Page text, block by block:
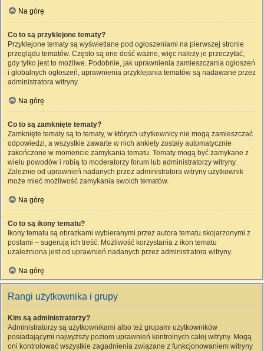
Na górę
Co to są przyklejone tematy?
Przyklejone tematy są wyświetlane pod ogłoszeniami na pierwszej stronie
przeglądu tematów. Często są one dość ważne, więc należy je przeczytać,
gdy tylko jest to możliwe. Podobnie, jak uprawnienia zamieszczania ogłoszeń
i globalnych ogłoszeń, uprawnienia przyklejania tematów są nadawane przez
administratora witryny.
Na górę
Co to są zamknięte tematy?
Zamknięte tematy są to tematy, w których użytkownicy nie mogą zamieszczać
odpowiedzi, a wszystkie zawarte w nich ankiety zostały automatycznie
zakończone w momencie zamykania tematu. Tematy mogą być zamykane z
wielu powodów i robią to moderatorzy forum lub administratorzy witryny.
Zależnie od uprawnień nadanych przez administratora witryny użytkownik
może mieć możliwość zamykania swoich tematów.
Na górę
Co to są ikony tematu?
Ikony tematu są obrazkami wybieranymi przez autora tematu skojarzonymi z
postami – sugerują ich treść. Możliwość korzystania z ikon tematu
uzależniona jest od uprawnień nadanych przez administratora witryny.
Na górę
Rangi użytkownika i grupy
Kim są administratorzy?
Administratorzy są użytkownikami albo też grupami użytkowników
posiadającymi najwyższy poziom uprawnień kontrolnych całej witryny. Mogą
oni kontrolować wszystkie zagadnienia związane z funkcjonowaniem witryny